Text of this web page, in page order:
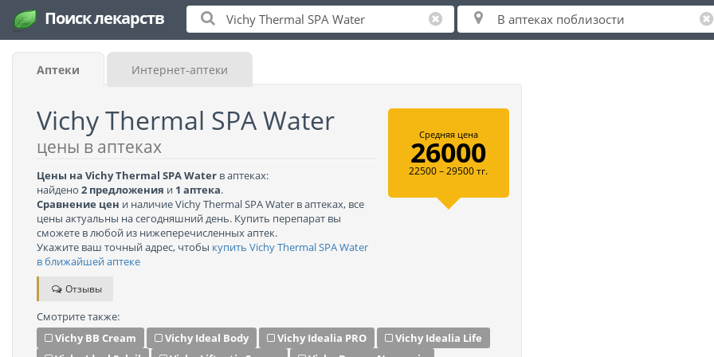
Поиск лекарств
Аптеки Интернет-аптеки
Vichy Thermal SPA Water
цены в аптеках
Цены на Vichy Thermal SPA Water в аптеках:
найдено 2 предложения и 1 аптека.
Сравнение цен и наличие Vichy Thermal SPA Water в аптеках, все
цены актуальны на сегодняшний день. Купить перепарат вы
сможете в любой из нижеперечисленных аптек.
Укажите ваш точный адрес, чтобы купить Vichy Thermal SPA Water
в ближайшей аптеке
Отзывы
Средняя цена
26000
22500 – 29500 тг.
Смотрите также:
Vichy BB Cream
Vichy Ideal Body Vichy Idealia PRO
Vichy Idealia Life